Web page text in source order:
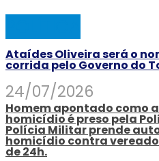
Ataídes Oliveira será o
corrida pelo Governo do
24/07/2026
Homem apontado como
homicídio é preso pela
Polícia Militar prende
homicídio contra
de 24h.